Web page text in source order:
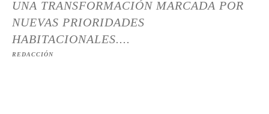
UNA TRANSFORMACIÓN MARCADA POR
NUEVAS PRIORIDADES
HABITACIONALES....
REDACCIÓN